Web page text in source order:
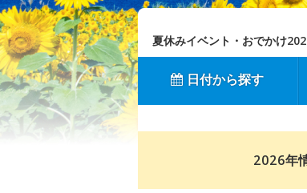
夏休みイベント・おでかけ
日付から探す
2026年